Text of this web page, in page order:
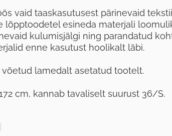
vaid taaskasutusest pärinevaid
lõpptoodetel esineda materjali
kulumisjälgi ning parandatud
enne kasutust hoolikalt läbi.
võetud lamedalt asetatud tootelt.
cm, kannab tavaliselt suurust 36/S.